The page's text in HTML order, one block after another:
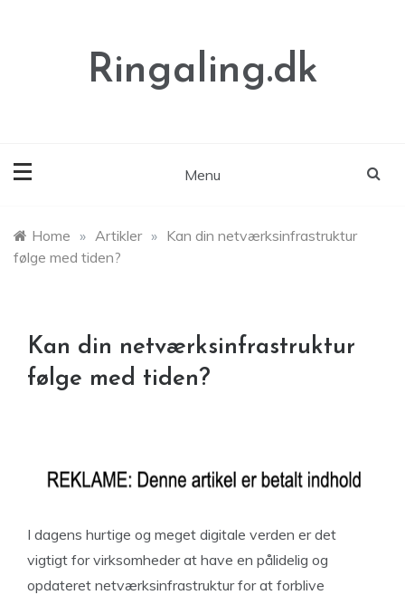
Ringaling.dk
Menu
Home » Artikler » Kan din netværksinfrastruktur
følge med tiden?
Kan din netværksinfrastruktur
følge med tiden?
I dagens hurtige og meget digitale verden er det
vigtigt for virksomheder at have en pålidelig og
opdateret netværksinfrastruktur for at forblive